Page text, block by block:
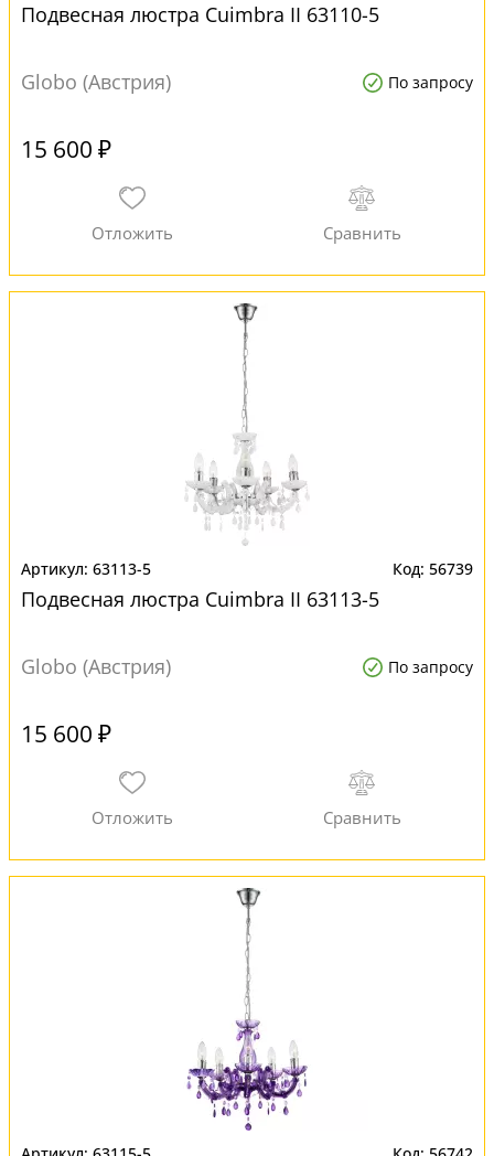
Подвесная люстра Cuimbra II 63110-5
Globo (Австрия) По запросу
15 600 ₽
63113-5 56739
Подвесная люстра Cuimbra II 63113-5
Globo (Австрия) По запросу
15 600 ₽